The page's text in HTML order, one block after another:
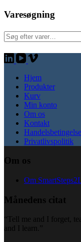
Varesøgning
Søg:
Hjem
Produkter
Kurv
Min konto
Om os
Kontakt
Privatlivspolitik
Om os
Om
Månedens citat
“Tell me and I forget,
and I learn.”